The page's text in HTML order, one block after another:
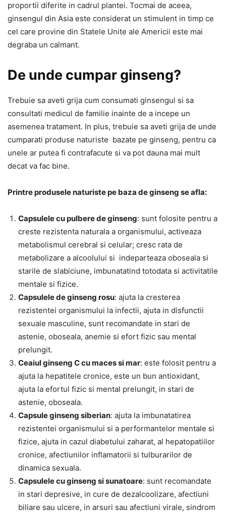
proportii diferite in cadrul plantei. Tocmai de aceea,
ginsengul din Asia este considerat un stimulent in timp ce
cel care provine din Statele Unite ale Americii este mai
degraba un calmant.
De unde cumpar ginseng?
Trebuie sa aveti grija cum consumati ginsengul si sa
consultati medicul de familie inainte de a incepe un
asemenea tratament. In plus, trebuie sa aveti grija de unde
cumparati produse naturiste bazate pe ginseng, pentru ca
unele ar putea fi contrafacute si va pot dauna mai mult
decat va fac bine.
Printre produsele naturiste pe baza de ginseng se afla:
Capsulele cu pulbere de ginseng: sunt folosite pentru a
creste rezistenta naturala a organismului, activeaza
metabolismul cerebral si celular; cresc rata de
metabolizare a alcoolului si indeparteaza oboseala si
starile de slabiciune, imbunatatind totodata si activitatile
mentale si fizice.
Capsulele de ginseng rosu: ajuta la cresterea
rezistentei organismului la infectii, ajuta in disfunctii
sexuale masculine, sunt recomandate in stari de
astenie, oboseala, anemie si efort fizic sau mental
prelungit.
Ceaiul ginseng C cu maces si mar: este folosit pentru a
ajuta la hepatitele cronice, este un bun antioxidant,
ajuta la efortul fizic si mental prelungit, in stari de
astenie, oboseala.
Capsule ginseng siberian: ajuta la imbunatatirea
rezistentei organismului si a performantelor mentale si
fizice, ajuta in cazul diabetului zaharat, al hepatopatiilor
cronice, afectiunilor inflamatorii si tulburarilor de
dinamica sexuala.
Capsulele cu ginseng si sunatoare: sunt recomandate
in stari depresive, in cure de dezalcoolizare, afectiuni
biliare sau ulcere, in arsuri sau afectiuni virale, sindrom